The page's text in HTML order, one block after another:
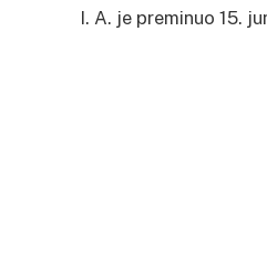
I. A. je preminuo 15.